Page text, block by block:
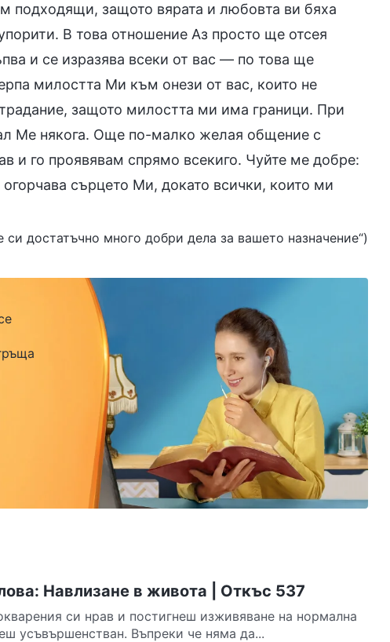
подходящи, защото вярата и любовта ви бяха
В това отношение Аз просто ще отсея
и се изразява всеки от вас — по това ще
милостта Ми към онези от вас, които не
защото милостта ми има граници. При
Ме някога. Още по-малко желая общение с
и го проявявам спрямо всекиго. Чуйте ме добре:
сърцето Ми, докато всички, които ми
си достатъчно много добри дела за вашето назначение“)
Навлизане в живота | Откъс 537
си нрав и постигнеш изживяване на нормална
усъвършенстван. Въпреки че няма да...